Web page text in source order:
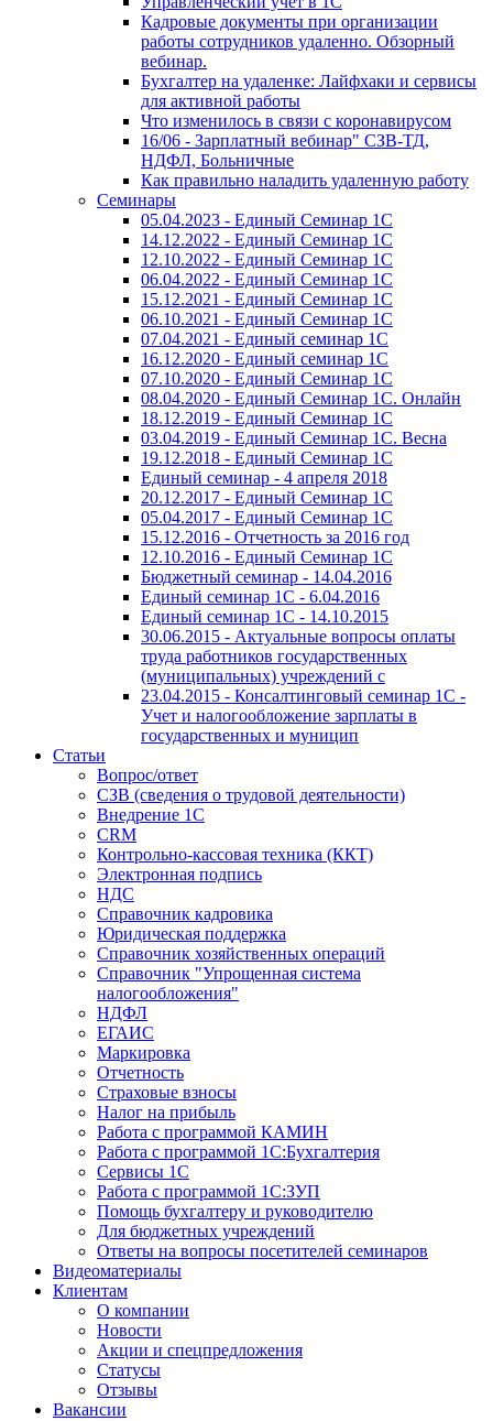
Кадровые документы при организации
работы сотрудников удаленно. Обзорный
вебинар.
Бухгалтер на удаленке: Лайфхаки и сервисы
для активной работы
Что изменилось в связи с коронавирусом
16/06 - Зарплатный вебинар" СЗВ-ТД,
НДФЛ, Больничные
Как правильно наладить удаленную работу
Семинары
05.04.2023 - Единый Семинар 1С
14.12.2022 - Единый Семинар 1С
12.10.2022 - Единый Семинар 1С
06.04.2022 - Единый Семинар 1С
15.12.2021 - Единый Семинар 1С
06.10.2021 - Единый Семинар 1С
07.04.2021 - Единый семинар 1С
16.12.2020 - Единый семинар 1С
07.10.2020 - Единый Семинар 1С
08.04.2020 - Единый Семинар 1С. Онлайн
18.12.2019 - Единый Семинар 1С
03.04.2019 - Единый Семинар 1С. Весна
19.12.2018 - Единый Семинар 1С
Единый семинар - 4 апреля 2018
20.12.2017 - Единый Семинар 1С
05.04.2017 - Единый Семинар 1С
15.12.2016 - Отчетность за 2016 год
12.10.2016 - Единый Семинар 1С
Бюджетный семинар - 14.04.2016
Единый семинар 1С - 6.04.2016
Единый семинар 1С - 14.10.2015
30.06.2015 - Актуальные вопросы оплаты
труда работников государственных
(муниципальных) учреждений с
23.04.2015 - Консалтинговый семинар 1С -
Учет и налогообложение зарплаты в
государственных и муницип
Статьи
Вопрос/ответ
СЗВ (сведения о трудовой деятельности)
Внедрение 1С
CRM
Контрольно-кассовая техника (ККТ)
Электронная подпись
НДС
Справочник кадровика
Юридическая поддержка
Справочник хозяйственных операций
Справочник "Упрощенная система
налогообложения"
НДФЛ
ЕГАИС
Маркировка
Отчетность
Страховые взносы
Налог на прибыль
Работа с программой КАМИН
Работа с программой 1С:Бухгалтерия
Сервисы 1С
Работа с программой 1С:ЗУП
Помощь бухгалтеру и руководителю
Для бюджетных учреждений
Ответы на вопросы посетителей семинаров
Видеоматериалы
Клиентам
О компании
Новости
Акции и спецпредложения
Статусы
Отзывы
Вакансии